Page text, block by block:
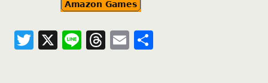
T X Li T E